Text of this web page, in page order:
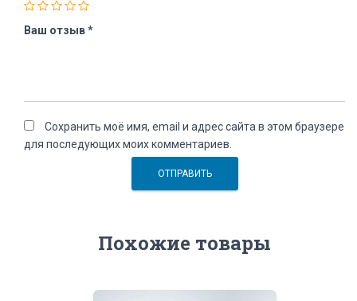
Ваш отзыв*
Сохранить моё имя, email и адрес сайта в этом браузере
для последующих моих комментариев.
Похожие товары